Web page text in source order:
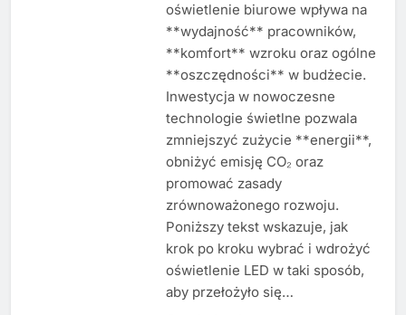
oświetlenie biurowe wpływa na
**wydajność** pracowników,
**komfort** wzroku oraz ogólne
**oszczędności** w budżecie.
Inwestycja w nowoczesne
technologie świetlne pozwala
zmniejszyć zużycie **energii**,
obniżyć emisję CO₂ oraz
promować zasady
zrównoważonego rozwoju.
Poniższy tekst wskazuje, jak
krok po kroku wybrać i wdrożyć
oświetlenie LED w taki sposób,
aby przełożyło się…